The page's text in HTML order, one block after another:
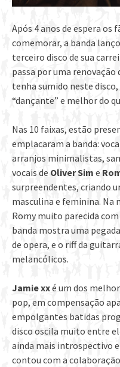
Após 4 anos de espera os
comemorar, a banda
terceiro disco de sua
passa por uma renovação
tenha sumido neste
“dançante” e melhor do
Nas 10 faixas, estão
emplacaram a banda:
arranjos minimalistas,
vocais de Oliver Sim e
surpreendentes, criando
masculina e feminina. Na
Romy muito parecida com
banda mostra uma
de opera, e o riff da
melancólicos.
Jamie xxé um dos
pop, em compensação
empolgantes batidas
disco oscila muito entre
ainda mais introspectivo
contou com a